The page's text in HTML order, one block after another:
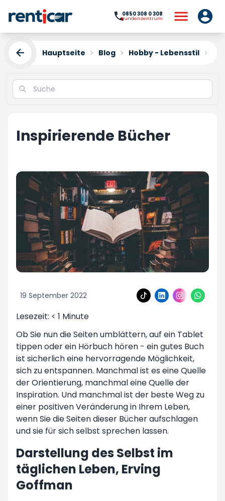
0850 308 0 308
Kundenzentrum
Hauptseite Blog Hobby - Lebensstil
Inspirierende Bücher
19 September 2022
Lesezeit: < 1 Minute
Ob Sie nun die Seiten umblättern, auf ein Tablet
tippen oder ein Hörbuch hören - ein gutes Buch
ist sicherlich eine hervorragende Möglichkeit,
sich zu entspannen. Manchmal ist es eine Quelle
der Orientierung, manchmal eine Quelle der
Inspiration. Und manchmal ist der beste Weg zu
einer positiven Veränderung in Ihrem Leben,
wenn Sie die Seiten dieser Bücher aufschlagen
und sie für sich selbst sprechen lassen.
Darstellung des Selbst im
täglichen Leben, Erving
Goffman